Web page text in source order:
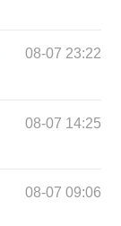
08-07 23:22
08-07 14:25
08-07 09:06